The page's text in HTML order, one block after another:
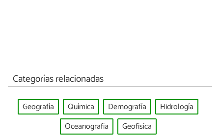
Categorías relacionadas
Geografía Química Demografía
Hidrología
Oceanografía
Geofísica